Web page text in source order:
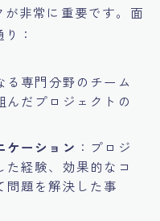
非常に重要です。面
：
る専門分野のチーム
んだプロジェクトの
ケーション ：プロジ
た経験、効果的なコ
問題を解決した事